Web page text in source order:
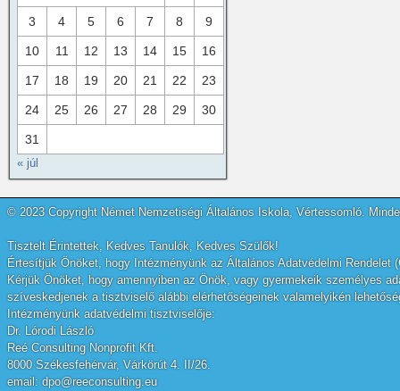
3 4 5 6 7 8 9
10 11 12 13 14 15 16
17 18 19 20 21 22 23
24 25 26 27 28 29 30
31
« júl
© 2023 Copyright Német Nemzetiségi Általános Iskola, Vértessomló.
Tisztelt Érintettek, Kedves Tanulók, Kedves Szülők!
Értesítjük Önöket, hogy Intézményünk az Általános Adatvédelmi
Kérjük Önöket, hogy amennyiben az Önök, vagy gyermekeik személyes
szíveskedjenek a tisztviselő alábbi elérhetőségeinek valamelyikén
Intézményünk adatvédelmi tisztviselője:
Dr. Lórodi László
Reé Consulting Nonprofit Kft.
8000 Székesfehérvár, Várkörút 4. II/26.
email: dpo@reeconsulting.eu